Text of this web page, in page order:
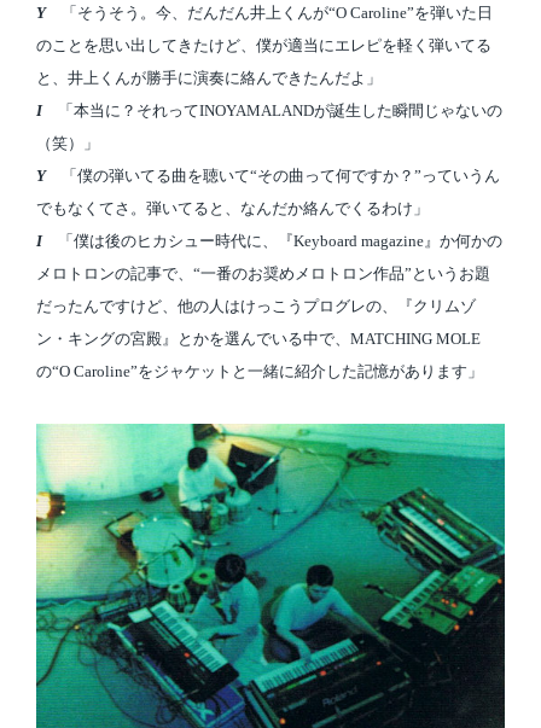
Y「そうそう。今、だんだん井上くんが“O Caroline”を弾いた日
のことを思い出してきたけど、僕が適当にエレピを軽く弾いてる
と、井上くんが勝手に演奏に絡んできたんだよ」
I「本当に？それってINOYAMALANDが誕生した瞬間じゃないの
（笑）」
Y「僕の弾いてる曲を聴いて“その曲って何ですか？”っていうん
でもなくてさ。弾いてると、なんだか絡んでくるわけ」
I「僕は後のヒカシュー時代に、『Keyboard magazine』か何かの
メロトロンの記事で、“一番のお奨めメロトロン作品”というお題
だったんですけど、他の人はけっこうプログレの、『クリムゾ
ン・キングの宮殿』とかを選んでいる中で、MATCHING MOLE
の“O Caroline”をジャケットと一緒に紹介した記憶があります」